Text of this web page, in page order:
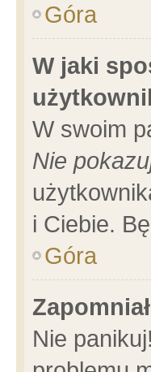
Góra
W jaki
W swoim
Nie
i Ciebie.
Góra
Nie